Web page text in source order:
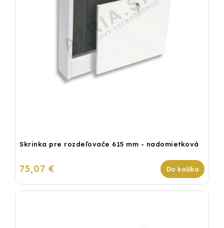
Skrinka pre rozdeľovače 615 mm - nadomietková
75,07 € Do košíka